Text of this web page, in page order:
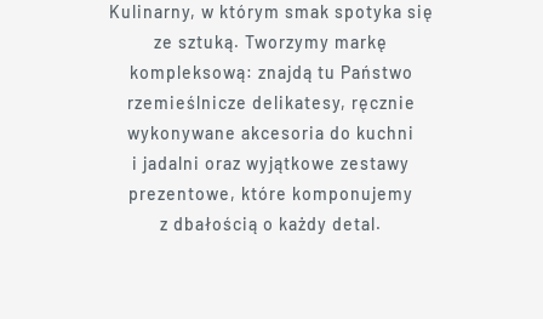
Kulinarny, w którym smak spotyka się
ze sztuką. Tworzymy markę
kompleksową: znajdą tu Państwo
rzemieślnicze delikatesy, ręcznie
wykonywane akcesoria do kuchni
i jadalni oraz wyjątkowe zestawy
prezentowe, które komponujemy
z dbałością o każdy detal.